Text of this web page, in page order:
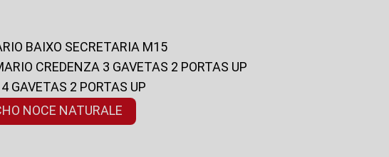
BAIXO SECRETARIA M15
CREDENZA 3 GAVETAS 2 PORTAS UP
4 GAVETAS 2 PORTAS UP
NOCE NATURALE